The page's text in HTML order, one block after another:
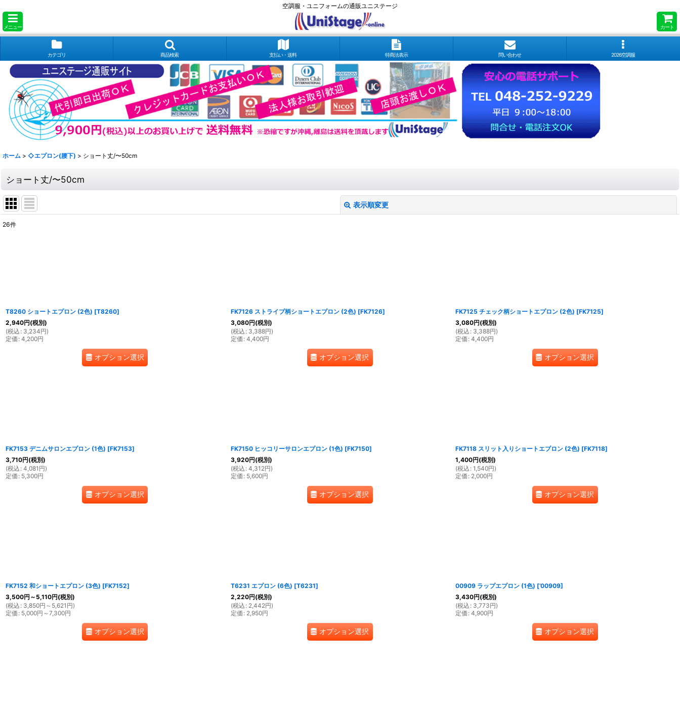
空調服・ユニフォームの通販ユニステージ
メニュー カート
カテゴリ 商品検索 支払い・送料 特商法表示 問い合わせ 2026空調服
ホーム > ◇エプロン(腰下) > ショート丈/〜50cm
ショート丈/〜50cm
表示順変更
26件
T8260 ショートエプロン (2色) [T8260]
2,940円(税別)
(税込 : 3,234円)
定価 : 4,200円
オプション選択
FK7126 ストライプ柄ショートエプロン (2色) [FK7126]
3,080円(税別)
(税込 : 3,388円)
定価 : 4,400円
オプション選択
FK7125 チェック柄ショートエプロン (2色) [FK7125]
3,080円(税別)
(税込 : 3,388円)
定価 : 4,400円
オプション選択
FK7153 デニムサロンエプロン (1色) [FK7153]
3,710円(税別)
(税込 : 4,081 円)
定価 : 5,300円
オプション選択
FK7150 ヒッコリーサロンエプロン (1色) [FK7150]
3,920円(税別)
(税込 : 4,312円)
定価 : 5,600円
オプション選択
FK7118 スリット入りショートエプロン (2色) [FK7118]
1,400円(税別)
(税込 : 1,540円)
定価 : 2,000円
オプション選択
FK7152 和ショートエプロン (3色) [FK7152]
3,500円 ～5,110円(税別)
(税込 : 3,850円 ～5,621 円)
定価 : 5,000円 ～7,300円
オプション選択
T6231 エプロン (6色) [T6231]
2,220円(税別)
(税込 : 2,442円)
定価 : 2,950円
オプション選択
00909 ラップエプロン (1色) [’00909]
3,430円(税別)
(税込 : 3,773円)
定価 : 4,900円
オプション選択